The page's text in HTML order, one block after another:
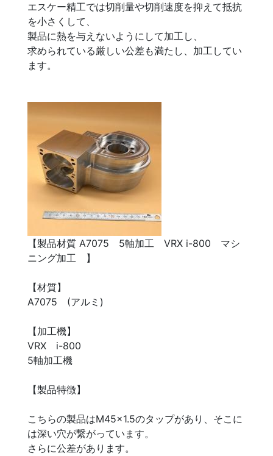
エスケー精工では切削量や切削速度を抑えて抵抗
を小さくして、
製品に熱を与えないようにして加工し、
求められている厳しい公差も満たし、加工してい
ます。
【製品材質 A7075 5軸加工 VRX i-800 マシ
ニング加工 】
【材質】
A7075 (アルミ)
【加工機】
VRX i-800
5軸加工機
【製品特徴】
こちらの製品はM45×1.5のタップがあり、そこに
は深い穴が繋がっています。
さらに公差があります。